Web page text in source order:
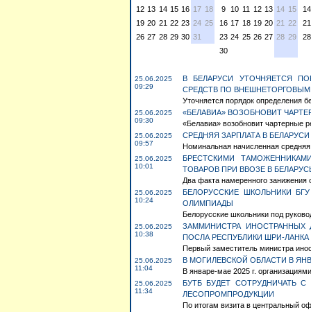
12 13 14 15 16 17 18
19 20 21 22 23 24 25
26 27 28 29 30 31
9
10 11 12 13 14 15
16 17 18 19 20 21 22
23 24 25 26 27 28 29
30
14
21
28
25.06.2025
09:29
В БЕЛАРУСИ УТОЧНЯЕТСЯ
СРЕДСТВ ПО
Уточняется порядок определения
25.06.2025
09:30
«БЕЛАВИА» ВОЗОБНОВИТ
«Белавиа» возобновит чартерные
25.06.2025
09:57
СРЕДНЯЯ ЗАРПЛАТА В
Номинальная начисленная
25.06.2025
10:01
БРЕСТСКИМИ
ТОВАРОВ ПРИ ВВОЗЕ В
Два факта намеренного
25.06.2025
10:24
БЕЛОРУССКИЕ ШКОЛЬНИКИ
ОЛИМПИАДЫ
Белорусские школьники под
25.06.2025
10:38
ЗАММИНИСТРА ИНОСТРАННЫХ
ПОСЛА РЕСПУБЛИКИ ШРИ-ЛАНКА
Первый заместитель министра
25.06.2025
11:04
В МОГИЛЕВСКОЙ ОБЛАСТИ В
В январе-мае 2025 г.
25.06.2025
11:34
БУТБ БУДЕТ СОТРУДНИЧАТЬ
ЛЕСОПРОМПРОДУКЦИИ
По итогам визита в центральный